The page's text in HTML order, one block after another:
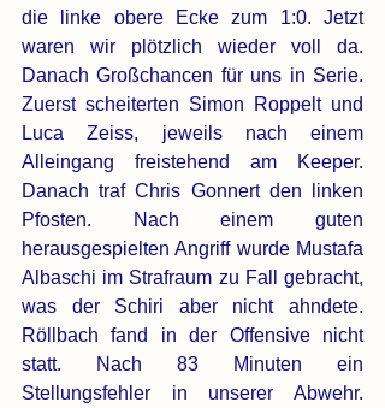
die linke obere Ecke zum 1:0. Jetzt
waren wir plötzlich wieder voll da.
Danach Großchancen für uns in Serie.
Zuerst scheiterten Simon Roppelt und
Luca Zeiss, jeweils nach einem
Alleingang freistehend am Keeper.
Danach traf Chris Gonnert den linken
Pfosten. Nach einem guten
herausgespielten Angriff wurde Mustafa
Albaschi im Strafraum zu Fall gebracht,
was der Schiri aber nicht ahndete.
Röllbach fand in der Offensive nicht
statt. Nach 83 Minuten ein
Stellungsfehler in unserer Abwehr.